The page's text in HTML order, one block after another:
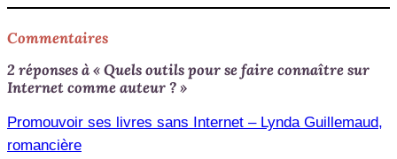
Commentaires
2 réponses à « Quels outils pour se faire connaître sur
Internet comme auteur ? »
Promouvoir ses livres sans Internet – Lynda Guillemaud,
romancière